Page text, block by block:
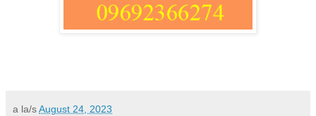
a la/sAugust 24, 2023